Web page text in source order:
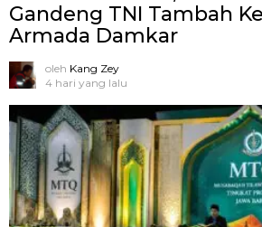
Gandeng TNI Tambah
Armada Damkar
oleh Kang Zey
4 hari yang lalu